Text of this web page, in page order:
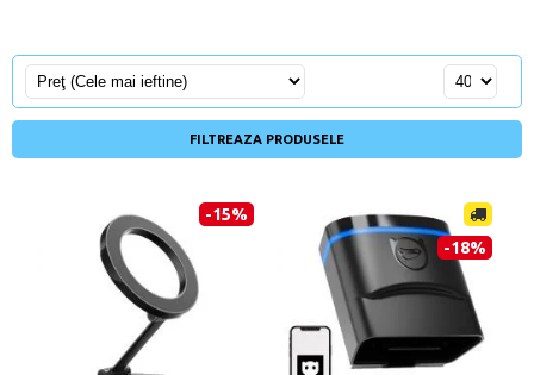
FILTREAZA PRODUSELE
-15%
-18%